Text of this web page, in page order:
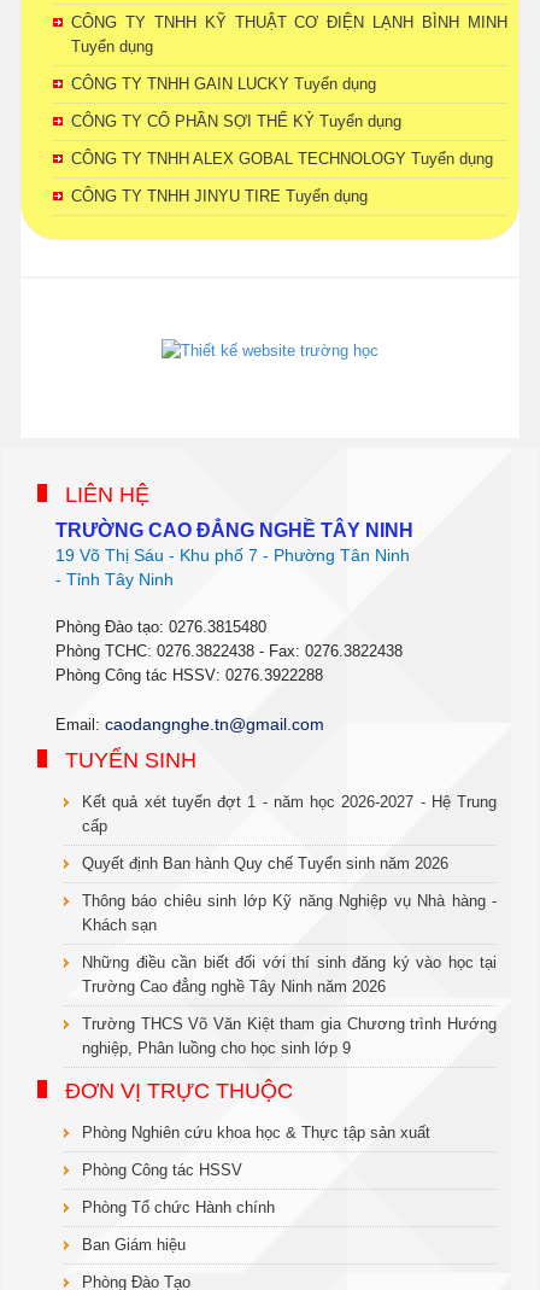
CÔNG TY TNHH KỸ THUẬT CƠ ĐIỆN LẠNH BÌNH MINH
Tuyển dụng
CÔNG TY TNHH GAIN LUCKY Tuyển dụng
CÔNG TY CỔ PHẦN SỢI THẾ KỶ Tuyển dụng
CÔNG TY TNHH ALEX GOBAL TECHNOLOGY Tuyển dụng
CÔNG TY TNHH JINYU TIRE Tuyển dụng
LIÊN HỆ
TRƯỜNG CAO ĐẲNG NGHỀ TÂY NINH
19 Võ Thị Sáu - Khu phố 7 - Phường Tân Ninh
- Tỉnh Tây Ninh
Phòng Đào tạo: 0276.3815480
Phòng TCHC: 0276.3822438 - Fax: 0276.3822438
Phòng Công tác HSSV: 0276.3922288
Email: caodangnghe.tn@gmail.com
TUYỂN SINH
Kết quả xét tuyển đợt 1 - năm học 2026-2027 - Hệ Trung
cấp
Quyết định Ban hành Quy chế Tuyển sinh năm 2026
Thông báo chiêu sinh lớp Kỹ năng Nghiệp vụ Nhà hàng -
Khách sạn
Những điều cần biết đối với thí sinh đăng ký vào học tại
Trường Cao đẳng nghề Tây Ninh năm 2026
Trường THCS Võ Văn Kiệt tham gia Chương trình Hướng
nghiệp, Phân luồng cho học sinh lớp 9
ĐƠN VỊ TRỰC THUỘC
Phòng Nghiên cứu khoa học & Thực tập sản xuất
Phòng Công tác HSSV
Phòng Tổ chức Hành chính
Ban Giám hiệu
Phòng Đào Tạo